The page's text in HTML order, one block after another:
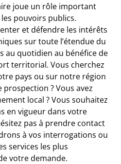
joue un rôle important
pouvoirs publics.
et défendre les intérêts
sur toute l’étendue du
au quotidien au bénéfice de
territorial. Vous cherchez
pays ou sur notre région
prospection ? Vous avez
local ? Vous souhaitez
en vigueur dans votre
pas à prendre contact
à vos interrogations ou
services les plus
votre demande.